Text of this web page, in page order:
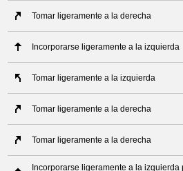
Tomar ligeramente a la derecha
Incorporarse ligeramente a la izquierda
Tomar ligeramente a la izquierda
Tomar ligeramente a la derecha
Tomar ligeramente a la derecha
Incorporarse ligeramente a la izquierda